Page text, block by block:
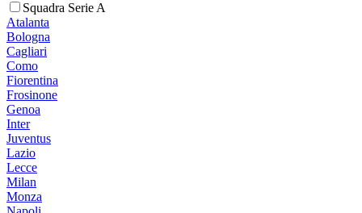
Squadra Serie A
Atalanta
Bologna
Cagliari
Como
Fiorentina
Frosinone
Genoa
Inter
Juventus
Lazio
Lecce
Milan
Monza